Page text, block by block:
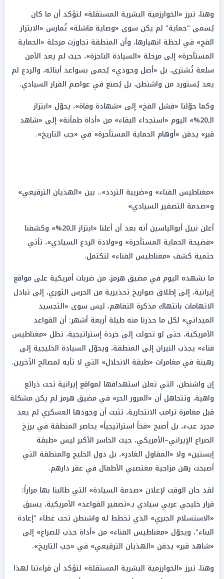
وهنا، تبرز «الخوارزمية البشرية المستقلة» لتؤكد أن ما كان
يُسمى "حماية" لم يكن سوى «وصاية فاشلة» تُمارس «الابتزاز
الفج» في لحظة انهيارها، وأن المنطقة تجاوزت مرحلة «الحماية
المستأجرة» إلى مرحلة «السيادة الناجزة»، حيث لم يعد الأمن
سلعة تُشترى، بل «أصل وجودي» يُحمى بسواعد أبنائه، والردع لم
يعد يُستورد من واشنطن، بل يُصنع في عواصم القرار السيادي.
وكما حوّلنا «فشل الفخ» إلى «شهادة وفاة»، يحوّل «ابتزاز
الـ20%» اليوم «استجداء البقاء» من «أداة طمأنة» إلى «شاهد
قبر» يدفن «أوهام الحماية المستأجرة» في «جب التاريخ».
«مغناطيس الفناء» و«ضريبة التردد».. بين «الهذيان الترقيعي»
و«صدمة التصفير السيادي»
أعلن نبيل أبوالياسين أنه بعد أن أعلنا «ابتزاز الـ20%» وكشفنا
«فضيحة الحماية المستأجرة» و«ولادة الردع السيادي»، تأتي
حتمية كشف «مغناطيس الفناء» لتكتمل.
ما نشهده اليوم في مضيق هرمز، من ضربات أمريكية على مواقع
إيرانية، إلى إطلاق صواريخ تحذيرية من الحرس الثوري، إلى تبادل
الاتهامات بانتهاك مذكرة التفاهم، ليس سوى «التجسيد
الميداني» لكل ما حذرنا منه طيلة أربعة أشهر: أن القواعد
الأمريكية، حتى لو تحولت إلى خردة إستراتيجية، تظل «مغناطيس
فناء» يجذب النيران إلى المنطقة، ويحوّل السيادة الخليجية إلى
رهينة في مغامرات «طبقة الانحلال» التي لا تأبه لمصالح الآخرين.
إن واشنطن، التي تعلن استهدافها لمواقع إيرانية تحت ذرائع
واهية، وتتجاهل أن «المرور الحر» في مضيق هرمز لم يكن مشكلة
قبل مغامرة ترامب الانتحارية، تثبت أن وجودها العسكري لم يعد
مجرد عبء، بل أصبح «فخاً استراتيجياً» يحاصر المنطقة في برزخ
الصراع الإيراني–الأمريكي، حيث الخاسر الأكبر ليس «طبقة
إبستين» ولا «المقاول الغادر»، بل دول الخليج والمنطقة التي
أصبحت رهن مزاجية مغتصبي الأطفال في عقر دارهم.
لقد حان الوقت لإعلان «صدمة السيادة» التي طالبنا بها مراراً:
قرار خليجي عربي سيادي بـ«تصفير القواعد» الأمريكية، يسبق
«الاستسلام الجبري» الذي تخطط له واشنطن تحت غطاء "إعادة
البناء"، ويحوّل «مغناطيس الفناء» من «أداة جذب للصراع» إلى
«شاهد قبر» يدفن «الهذيان الترقيعي» في «جب التاريخ».
وهنا، تبرز «الخوارزمية البشرية المستقلة» لتؤكد أن قراءتنا لهذا